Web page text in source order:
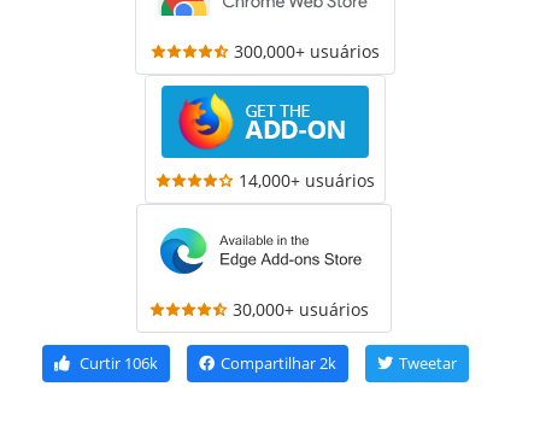
300,000+ usuários
14,000+ usuários
30,000+ usuários
Curtir 106k Compartilhar2k Tweetar